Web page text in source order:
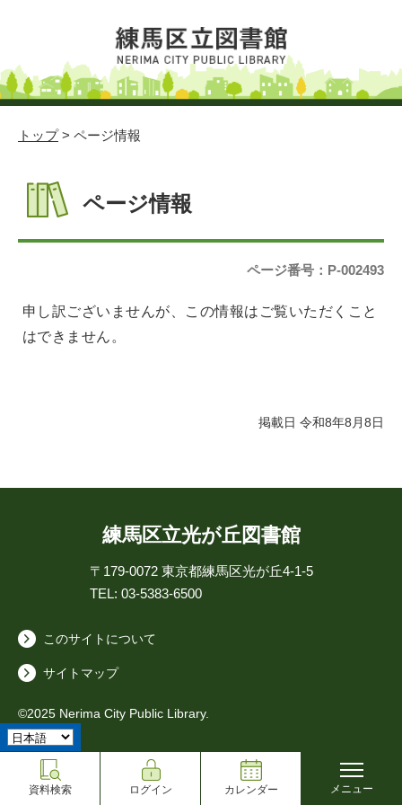
トップ> ページ情報
ページ情報
ページ番号：P-002493
申し訳ございませんが、この情報はご覧いただくこと
はできません。
掲載日 令和8年8月8日
練馬区立光が丘図書館
〒179-0072 東京都練馬区光が丘4-1-5
TEL: 03-5383-6500
このサイトについて
サイトマップ
©2025 Nerima City Public Library.
資料検索 ログイン カレンダー メニュー